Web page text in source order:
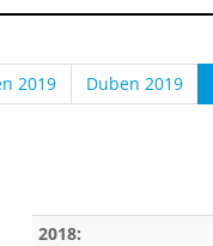
2019 Duben 2019
2018: